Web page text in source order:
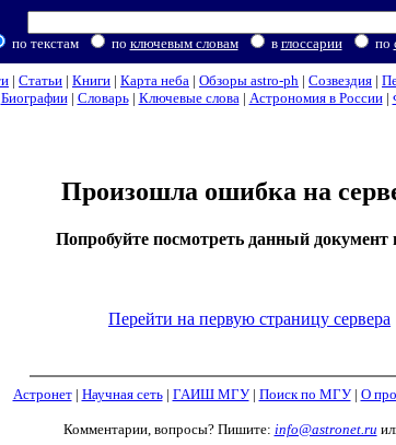
по текстам по ключевым словам в глоссарии по
| Статьи | Книги | Карта неба | Обзоры astro-ph | Созвездия |
Биографии| Словарь| Ключевые слова| Астрономия в России|
Произошла ошибка на
Попробуйте посмотреть данный документ
Перейти на первую страницу сервера
Астронет| Научная сеть| ГАИШ МГУ| Поиск по МГУ| О
Комментарии, вопросы? Пишите: info@astronet.ru